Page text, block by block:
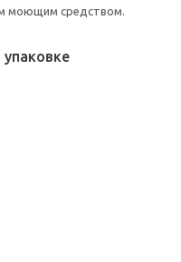
моющим средством.